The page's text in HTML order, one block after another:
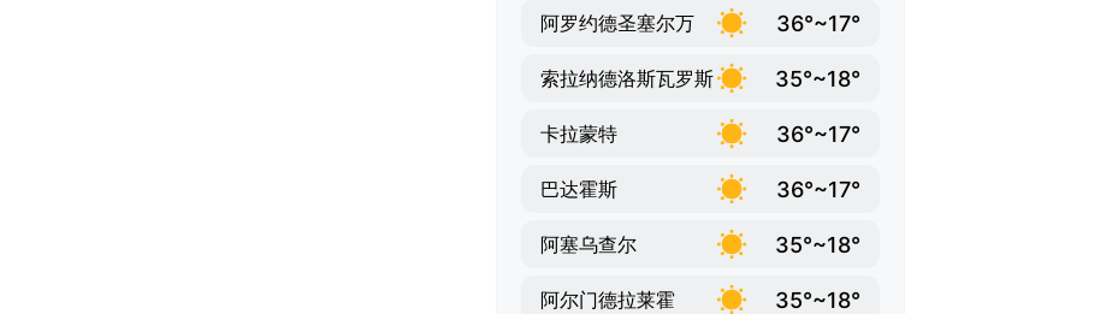
阿罗约德圣塞尔万 36°~17°
索拉纳德洛斯瓦罗斯 35°~18°
卡拉蒙特 36°~17°
巴达霍斯 36°~17°
阿塞乌查尔 35°~18°
阿尔门德拉莱霍 35°~18°